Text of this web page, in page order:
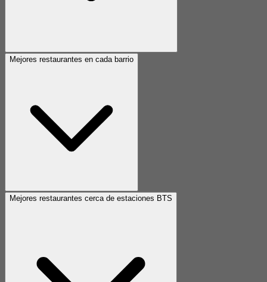
Mejores restaurantes en cada barrio
Mejores restaurantes cerca de estaciones BTS